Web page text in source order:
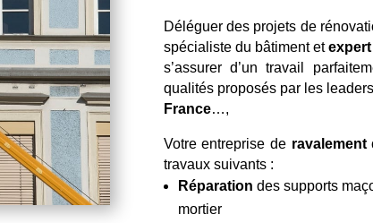
Déléguer des projets de
spécialiste du bâtiment et
s’assurer d’un travail
qualités proposés par les
France…,
Votre entreprise de ravalement
travaux suivants :
Réparation des supports
mortier